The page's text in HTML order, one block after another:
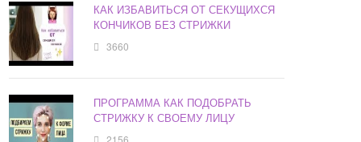
КАК ИЗБАВИТЬСЯ ОТ СЕКУЩИХСЯ
КОНЧИКОВ БЕЗ СТРИЖКИ
3660
ПРОГРАММА КАК ПОДОБРАТЬ
СТРИЖКУ К СВОЕМУ ЛИЦУ